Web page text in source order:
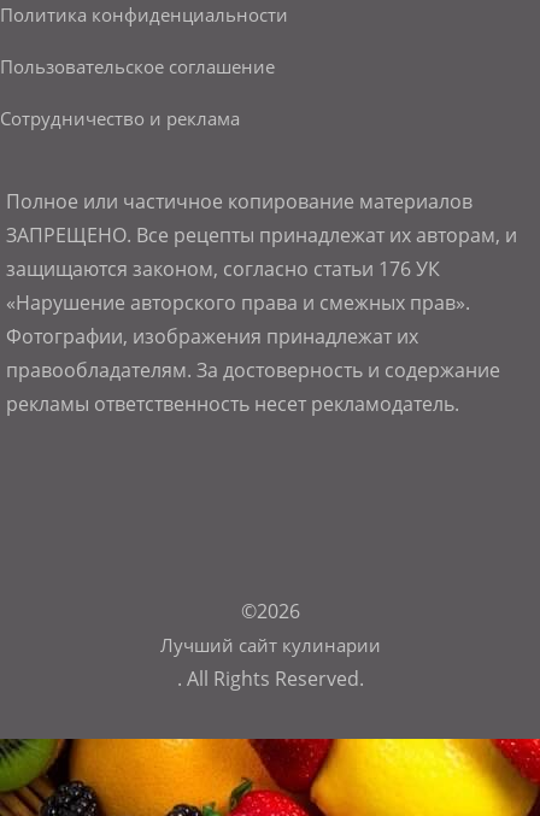
Политика конфиденциальности
Пользовательское соглашение
Сотрудничество и реклама
Полное или частичное копирование материалов
ЗАПРЕЩЕНО. Все рецепты принадлежат их авторам, и
защищаются законом, согласно статьи 176 УК
«Нарушение авторского права и смежных прав».
Фотографии, изображения принадлежат их
правообладателям. За достоверность и содержание
рекламы ответственность несет рекламодатель.
©2026
Лучший сайт кулинарии
. All Rights Reserved.